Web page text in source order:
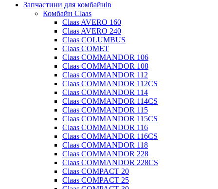
Запчастини для комбайнів
Комбайн Claas
Claas AVERO 160
Claas AVERO 240
Claas COLUMBUS
Claas COMET
Claas COMMANDOR 106
Claas COMMANDOR 108
Claas COMMANDOR 112
Claas COMMANDOR 112CS
Claas COMMANDOR 114
Claas COMMANDOR 114CS
Claas COMMANDOR 115
Claas COMMANDOR 115CS
Claas COMMANDOR 116
Claas COMMANDOR 116CS
Claas COMMANDOR 118
Claas COMMANDOR 228
Claas COMMANDOR 228CS
Claas COMPACT 20
Claas COMPACT 25